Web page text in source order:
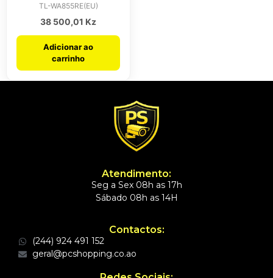
TL-WA855RE(EU)
38 500,01 Kz
Adicionar ao
carrinho
Atendimento:
Seg a Sex 08h as 17h
Sábado 08h as 14H
Contactos:
(244) 924 491 152
geral@pcshopping.co.ao